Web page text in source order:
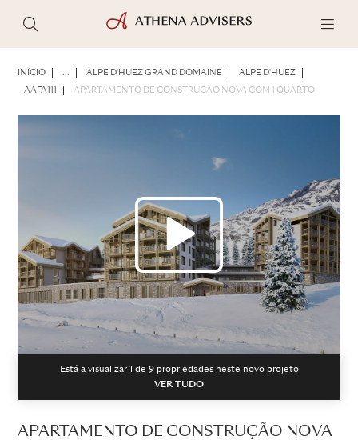
INÍCIO ... ALPE D'HUEZ GRAND DOMAINE ALPE D'HUEZ
AAFA111 APARTAMENTO DE CONSTRUÇÃO NOVA COM 1 QUARTO
Está a visualizar 1 de 9propriedades neste novo projeto
VER TUDO
APARTAMENTO DE CONSTRUÇÃO NOVA